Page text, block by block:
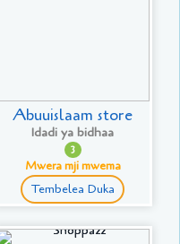
Abuuislaam store
Idadi ya bidhaa
3
Mwera mji mwema
Tembelea Duka